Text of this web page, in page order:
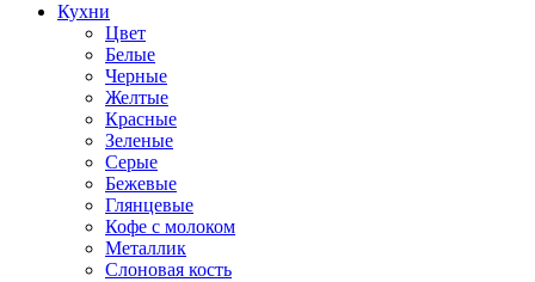
Кухни
Цвет
Белые
Черные
Желтые
Красные
Зеленые
Серые
Бежевые
Глянцевые
Кофе с молоком
Металлик
Слоновая кость